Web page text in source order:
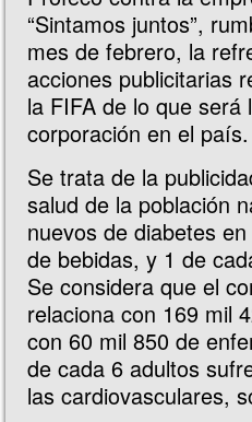
“Sintamos juntos”,
mes de febrero, la
acciones publicitarias
la FIFA de lo que
corporación en el país.
Se trata de la
salud de la población
nuevos de diabetes
de bebidas, y 1 de
Se considera que el
relaciona con 169 mil
con 60 mil 850 de
de cada 6 adultos
las cardiovasculares,